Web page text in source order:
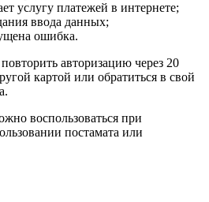
услугу платежей в интернете;
ввода данных;
ошибка.
авторизацию через 20
картой или обратиться в свой
воспользоваться при
постамата или